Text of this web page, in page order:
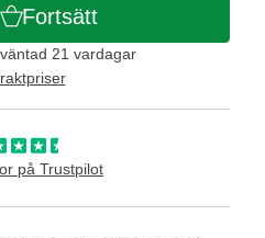
Fortsätt
21 vardagar
på Trustpilot